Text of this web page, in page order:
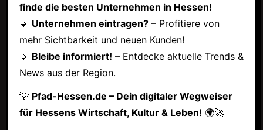
finde die besten Unternehmen in Hessen!
🔹 Unternehmen eintragen?– Profitiere von
mehr Sichtbarkeit und neuen Kunden!
🔹 Bleibe informiert! – Entdecke aktuelle Trends &
News aus der Region.
💡 Pfad-Hessen.de – Dein digitaler Wegweiser
für Hessens Wirtschaft, Kultur & Leben! 🌍🚀